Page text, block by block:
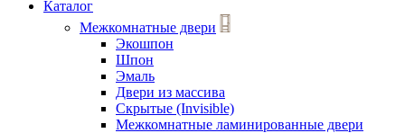
Каталог
Межкомнатные двери
Экошпон
Шпон
Эмаль
Двери из массива
Скрытые (Invisible)
Межкомнатные ламинированные двери